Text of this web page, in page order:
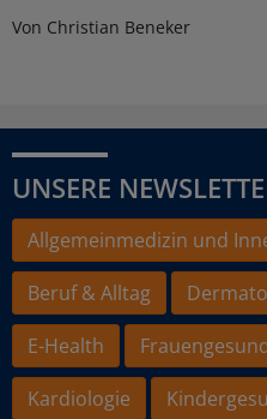
Von Christian Beneker
UNSERE
Allgemeinmedizin und
Beruf & Alltag
E-Health
Kardiologie